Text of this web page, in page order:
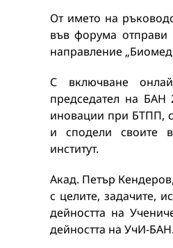
От името на
във форума отправи
направление
С включване
председател на БАН
иновации при БТПП,
и сподели своите
институт.
Акад. Петър
с целите, задачите,
дейността на
дейността на УчИ-БАН.